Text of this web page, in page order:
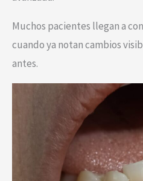
Muchos pacientes llegan a
cuando ya notan cambios
antes.